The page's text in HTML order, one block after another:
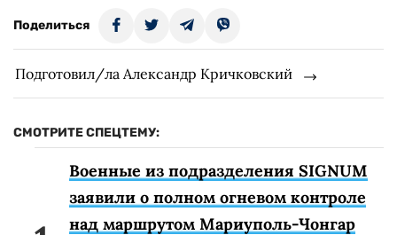
Поделиться
Подготовил/ла Александр Кричковский
СМОТРИТЕ СПЕЦТЕМУ:
Военные из подразделения SIGNUM
заявили о полном огневом контроле
над маршрутом Мариуполь-Чонгар